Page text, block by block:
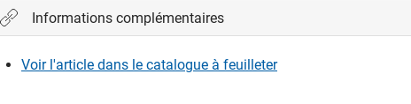
Informations complémentaires
Voir l'article dans le catalogue à feuilleter